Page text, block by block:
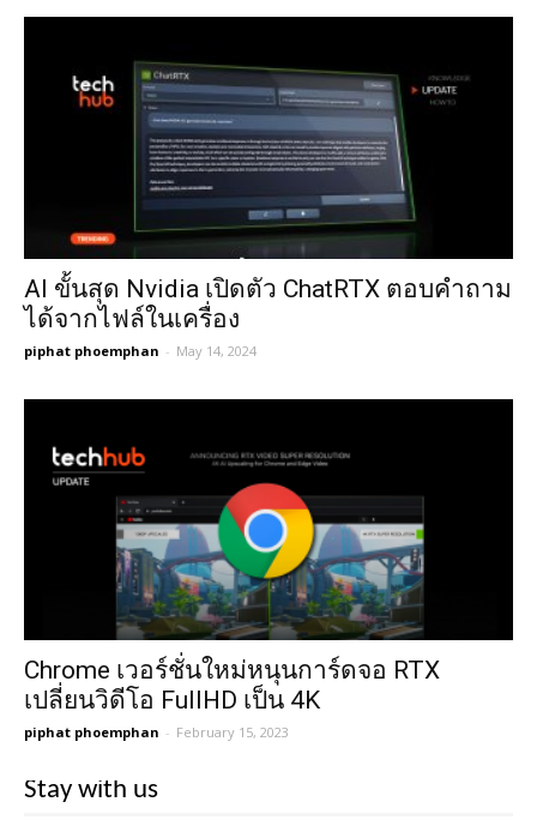
AI ขั้นสุด Nvidia เปิดตัว ChatRTX ตอบคำถาม
ได้จากไฟล์ในเครื่อง
piphat phoemphan - May 14, 2024
Chrome เวอร์ชั่นใหม่หนุนการ์ดจอ RTX
เปลี่ยนวิดีโอ FullHD เป็น 4K
piphat phoemphan - February 15, 2023
Stay with us